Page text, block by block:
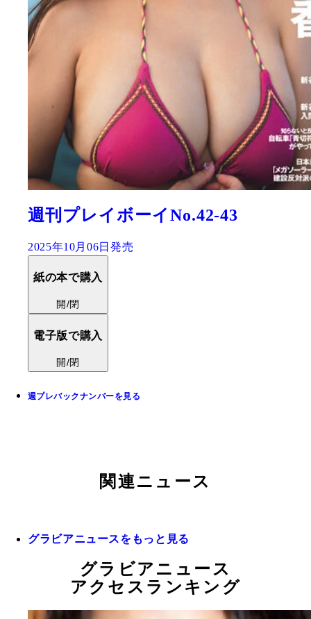
週刊プレイボーイNo.42-43
2025年10月06日発売
紙の本で購入
開/閉
電子版で購入
開/閉
週プレバックナンバーを見る
関連ニュース
グラビアニュースをもっと見る
グラビアニュース
アクセスランキング